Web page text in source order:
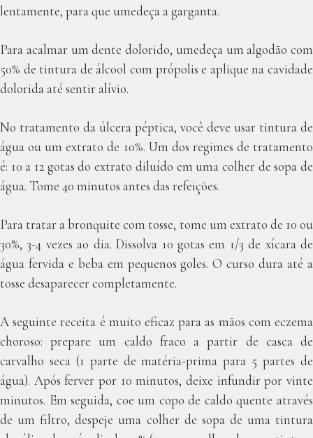
lentamente, para que umedeça a garganta.
Para acalmar um dente dolorido, umedeça um algodão com
50% de tintura de álcool com própolis e aplique na cavidade
dolorida até sentir alívio.
No tratamento da úlcera péptica, você deve usar tintura de
água ou um extrato de 10%. Um dos regimes de tratamento
é: 10 a 12 gotas do extrato diluído em uma colher de sopa de
água. Tome 40 minutos antes das refeições.
Para tratar a bronquite com tosse, tome um extrato de 10 ou
30%, 3-4 vezes ao dia. Dissolva 10 gotas em 1/3 de xícara de
água fervida e beba em pequenos goles. O curso dura até a
tosse desaparecer completamente.
A seguinte receita é muito eficaz para as mãos com eczema
choroso: prepare um caldo fraco a partir de casca de
carvalho seca (1 parte de matéria-prima para 5 partes de
água). Após ferver por 10 minutos, deixe infundir por vinte
minutos. Em seguida, coe um copo de caldo quente através
de um filtro, despeje uma colher de sopa de uma tintura